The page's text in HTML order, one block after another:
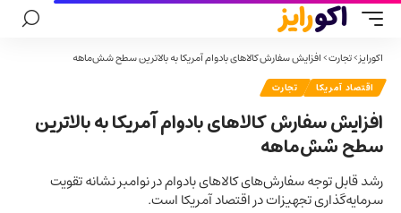
اکورایز>تجارت>افزایش سفارش کالاهای بادوام آمریکا به بالاترین سطح شش‌ماهه
اقتصاد آمریکا تجارت
افزایش سفارش کالاهای بادوام آمریکا به بالاترین
سطح شش‌ماهه
رشد قابل توجه سفارش‌های کالاهای بادوام در نوامبر نشانه تقویت
سرمایه‌گذاری تجهیزات در اقتصاد آمریکا است.